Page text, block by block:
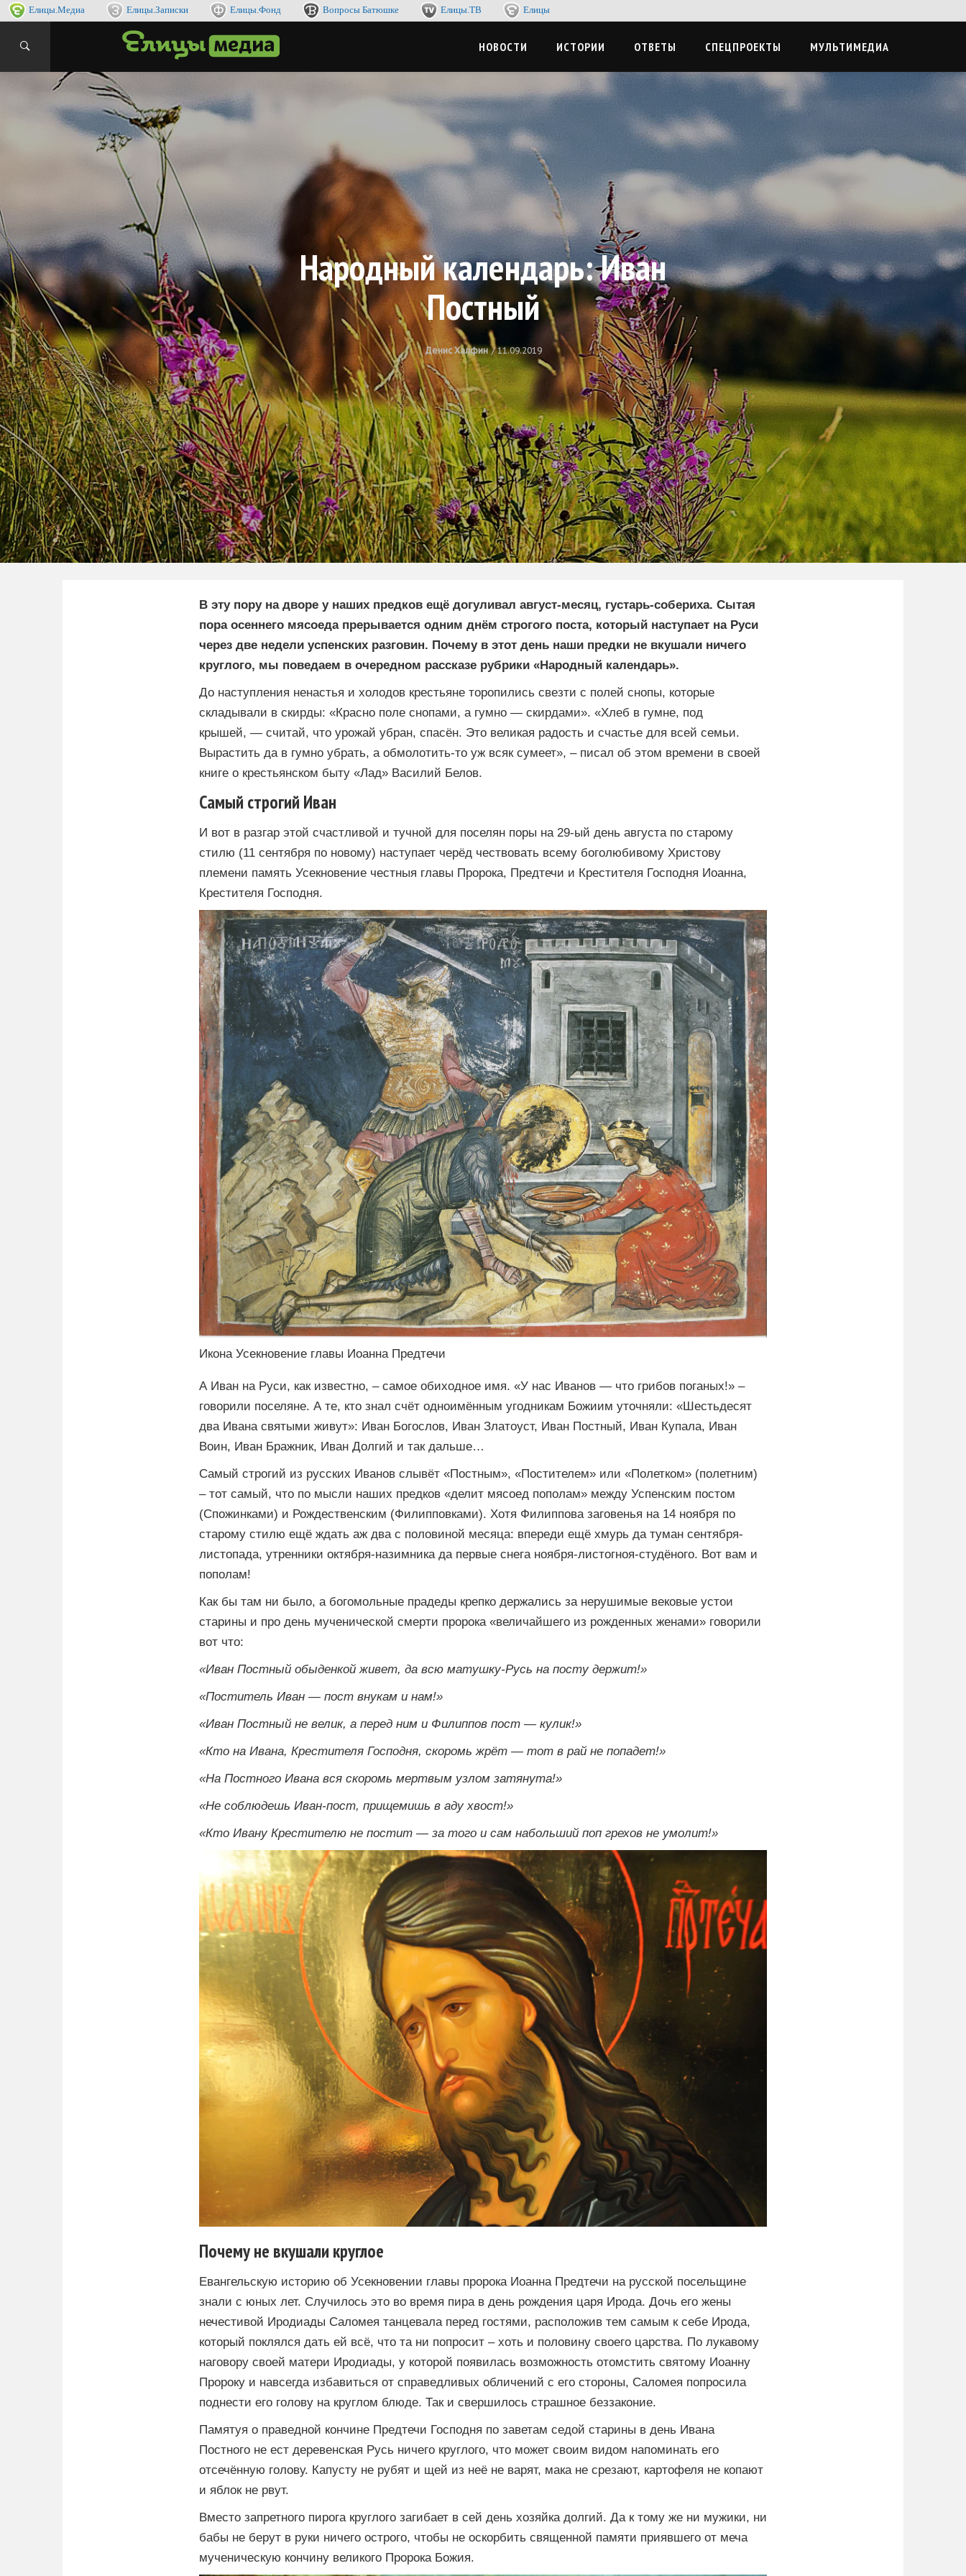
Елицы.Медиа Елицы.Записки Елицы.Фонд Вопросы Батюшке Елицы.ТВ Елицы
НОВОСТИ ИСТОРИИ ОТВЕТЫ СПЕЦПРОЕКТЫ МУЛЬТИМЕДИА
Народный календарь: Иван
Постный
Денис Халфин 11.09.2019
В эту пору на дворе у наших предков ещё догуливал август-месяц, густарь-собериха. Сытая
пора осеннего мясоеда прерывается одним днём строгого поста, который наступает на Руси
через две недели успенских разговин. Почему в этот день наши предки не вкушали ничего
круглого, мы поведаем в очередном рассказе рубрики «Народный календарь».
До наступления ненастья и холодов крестьяне торопились свезти с полей снопы, которые
складывали в скирды: «Красно поле снопами, а гумно — скирдами». «Хлеб в гумне, под
крышей, — считай, что урожай убран, спасён. Это великая радость и счастье для всей семьи.
Вырастить да в гумно убрать, а обмолотить-то уж всяк сумеет», – писал об этом времени в своей
книге о крестьянском быту «Лад» Василий Белов.
Самый строгий Иван
И вот в разгар этой счастливой и тучной для поселян поры на 29-ый день августа по старому
стилю (11 сентября по новому) наступает черёд чествовать всему боголюбивому Христову
племени память Усекновение честныя главы Пророка, Предтечи и Крестителя Господня Иоанна,
Крестителя Господня.
Икона Усекновение главы Иоанна Предтечи
А Иван на Руси, как известно, – самое обиходное имя. «У нас Иванов — что грибов поганых!» –
говорили поселяне. А те, кто знал счёт одноимённым угодникам Божиим уточняли: «Шестьдесят
два Ивана святыми живут»: Иван Богослов, Иван Златоуст, Иван Постный, Иван Купала, Иван
Воин, Иван Бражник, Иван Долгий и так дальше…
Самый строгий из русских Иванов слывёт «Постным», «Постителем» или «Полетком» (полетним)
– тот самый, что по мысли наших предков «делит мясоед пополам» между Успенским постом
(Спожинками) и Рождественским (Филипповками). Хотя Филиппова заговенья на 14 ноября по
старому стилю ещё ждать аж два с половиной месяца: впереди ещё хмурь да туман сентября-
листопада, утренники октября-назимника да первые снега ноября-листогноя-студёного. Вот вам и
пополам!
Как бы там ни было, а богомольные прадеды крепко держались за нерушимые вековые устои
старины и про день му­че­ни­че­ской смер­ти пророка «ве­ли­чай­ше­го из рож­ден­ных же­на­ми» говорили
вот что:
«Иван Постный обыденкой живет, да всю матушку-Русь на посту держит!»
«Поститель Иван — пост внукам и нам!»
«Иван Постный не велик, а перед ним и Филиппов пост — кулик!»
«Кто на Ивана, Крестителя Господня, скоромь жрёт — тот в рай не попадет!»
«На Постного Ивана вся скоромь мертвым узлом затянута!»
«Не соблюдешь Иван-пост, прищемишь в аду хвост!»
«Кто Ивану Крестителю не постит — за того и сам набольший поп грехов не умолит!»
Почему не вкушали круглое
Евангельскую историю об Усек­но­ве­нии гла­вы пророка Иоан­на Пред­те­чи на русской посельщине
знали с юных лет. Случилось это во вре­мя пи­ра в день рож­де­ния царя Иро­да. Дочь его жены
нечестивой Иро­ди­а­ды Са­ло­мея тан­це­ва­ла пе­ред го­стя­ми, рас­по­ло­жив тем са­мым к се­бе Иро­да,
ко­то­рый по­клял­ся дать ей всё, что та ни по­про­сит – хо­ть и по­ло­ви­ну сво­е­го цар­ства. По лукавому
на­го­во­ру сво­ей ма­те­ри Иро­ди­а­ды, у ко­то­рой по­яви­лась воз­мож­ность ото­мстить свя­то­му Иоан­ну
Пророку и на­все­гда из­ба­вить­ся от справедливых об­ли­че­ний с его стороны, Са­ло­мея по­про­сила
поднести его го­ло­ву на круглом блю­де. Так и свершилось страшное беззаконие.
Памятуя о праведной кончине Предтечи Господня по заветам седой старины в день Ивана
Постного не ест деревенская Русь ничего круглого, что может своим видом напоминать его
отсечённую голову. Капусту не рубят и щей из неё не варят, мака не срезают, картофеля не копают
и яблок не рвут.
Вместо запретного пирога круглого загибает в сей день хозяйка долгий. Да к тому же ни мужики, ни
бабы не берут в руки ничего острого, чтобы не оскорбить священной памяти приявшего от меча
мученическую кончину великого Пророка Божия.